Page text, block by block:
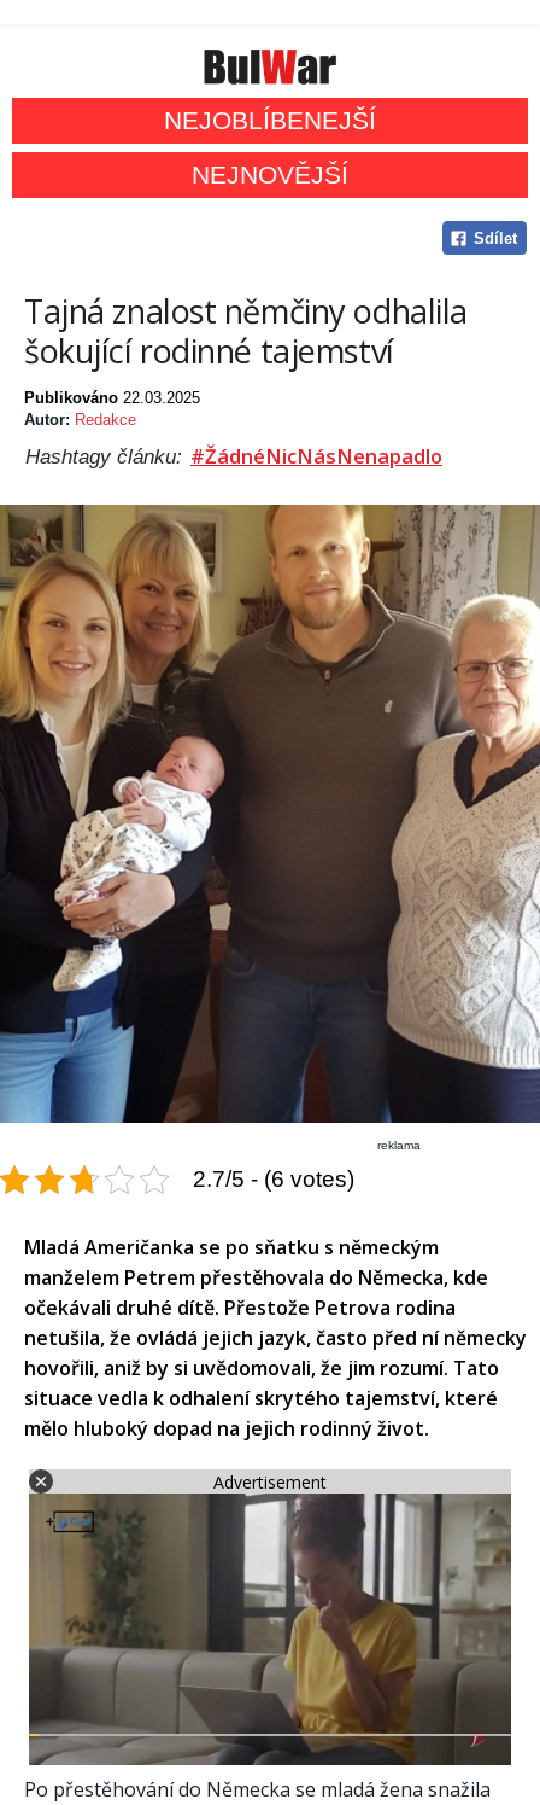
NEJOBLÍBENEJŠÍ
NEJNOVĚJŠÍ
Sdílet
Tajná znalost němčiny odhalila
šokující rodinné tajemství
Publikováno 22.03.2025
Autor: Redakce
Hashtagy článku: #ŽádnéNicNásNenapadlo
reklama
2.7/5 - (6 votes)
Mladá Američanka se po sňatku s německým
manželem Petrem přestěhovala do Německa, kde
očekávali druhé dítě. Přestože Petrova rodina
netušila, že ovládá jejich jazyk, často před ní německy
hovořili, aniž by si uvědomovali, že jim rozumí. Tato
situace vedla k odhalení skrytého tajemství, které
mělo hluboký dopad na jejich rodinný život.
Advertisement
Po přestěhování do Německa se mladá žena snažila